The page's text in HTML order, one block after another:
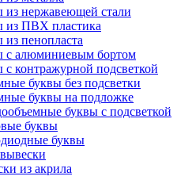
из нержавеющей стали
из ПВХ пластика
из пенопласта
с алюминиевым бортом
с контражурной подсветкой
буквы без подсветки
буквы на подложке
буквы с подсветкой
буквы
буквы
из акрила